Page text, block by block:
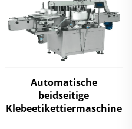
Automatische
beidseitige
Klebeetikettiermaschine